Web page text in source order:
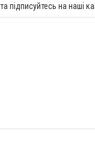
підписуйтесь на наші